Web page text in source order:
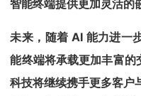
智能终端提供更加灵活的
未来，随着 AI 能力进一
能终端将承载更加丰富
科技将继续携手更多客户